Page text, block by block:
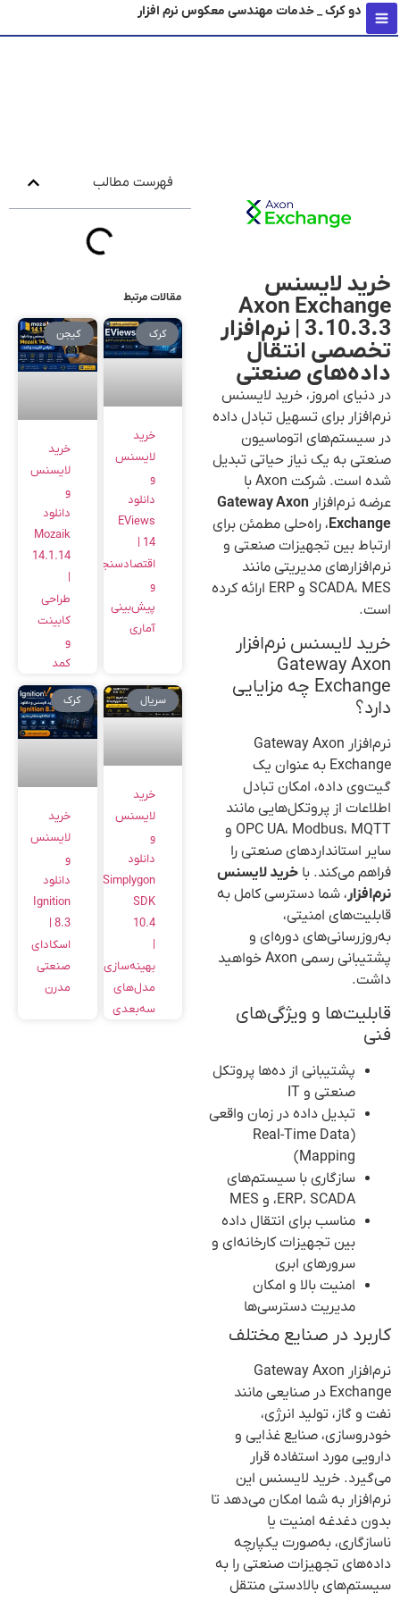
دو کرک _ خدمات مهندسی معکوس نرم افزار
خرید لایسنس
Axon Exchange
3.10.3.3 | نرم‌افزار
تخصصی انتقال
داده‌های صنعتی
در دنیای امروز، خرید لایسنس
نرم‌افزار برای تسهیل تبادل داده
در سیستم‌های اتوماسیون
صنعتی به یک نیاز حیاتی تبدیل
شده است. شرکت Axon با
عرضه نرم‌افزار Gateway Axon
Exchange، راه‌حلی مطمئن برای
ارتباط بین تجهیزات صنعتی و
نرم‌افزارهای مدیریتی مانند
SCADA، MES و ERP ارائه کرده
است.
خرید لایسنس نرم‌افزار
Gateway Axon
Exchange چه مزایایی
دارد؟
نرم‌افزار Gateway Axon
Exchange به عنوان یک
گیت‌وی داده، امکان تبادل
اطلاعات از پروتکل‌هایی مانند
OPC UA، Modbus، MQTT و
سایر استانداردهای صنعتی را
فراهم می‌کند. با خرید لایسنس
نرم‌افزار ، شما دسترسی کامل به
قابلیت‌های امنیتی،
به‌روزرسانی‌های دوره‌ای و
پشتیبانی رسمی Axon خواهید
داشت.
قابلیت‌ها و ویژگی‌های
فنی
پشتیبانی از ده‌ها پروتکل
صنعتی و IT
تبدیل داده در زمان واقعی
(Real-Time Data
Mapping)
سازگاری با سیستم‌های
ERP، SCADA، و MES
مناسب برای انتقال داده
بین تجهیزات کارخانه‌ای و
سرورهای ابری
امنیت بالا و امکان
مدیریت دسترسی‌ها
کاربرد در صنایع مختلف
نرم‌افزار Gateway Axon
Exchange در صنایعی مانند
نفت و گاز، تولید انرژی،
خودروسازی، صنایع غذایی و
دارویی مورد استفاده قرار
می‌گیرد. خرید لایسنس این
نرم‌افزار به شما امکان می‌دهد تا
بدون دغدغه امنیت یا
ناسازگاری، به‌صورت یکپارچه
داده‌های تجهیزات صنعتی را به
سیستم‌های بالادستی منتقل
فهرست مطالب
مقالات مرتبط
کرک
خرید
لایسنس
و
دانلود
EViews
اقتصادسنجی
و
پیش‌بینی
آماری
کیجن
خرید
لایسنس
و
دانلود
Mozaik
14.1.14
طراحی
کابینت
و
کمد
سریال
خرید
لایسنس
و
دانلود
Simplygon
SDK
10.4
بهینه‌سازی
مدل‌های
سه‌بعدی
کرک
خرید
لایسنس
و
دانلود
Ignition
اسکادای
صنعتی
مدرن